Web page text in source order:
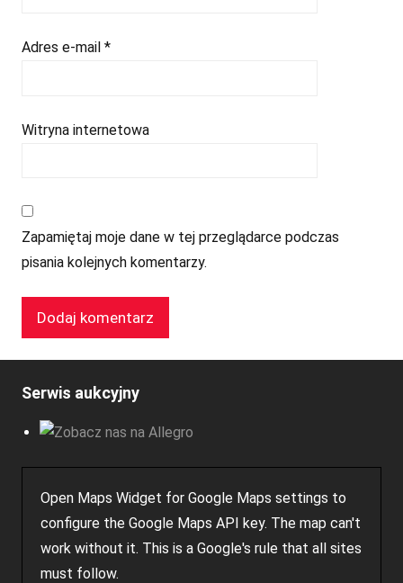
Adres e-mail *
Witryna internetowa
Zapamiętaj moje dane w tej przeglądarce podczas
pisania kolejnych komentarzy.
Serwis aukcyjny
Open Maps Widget for Google Maps settings to
configure the Google Maps API key. The map can't
work without it. This is a Google's rule that all sites
must follow.